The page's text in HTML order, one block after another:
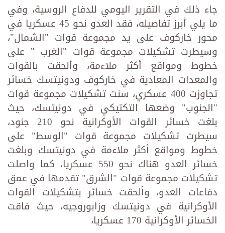
جاء ذلك في التقرير اليومي للدفاع الروسية، وفي
ما يلي أبرز تفاصيله، فقد العدو نحو 45 عسكريا في
محور خاركوف على يد مجموعة قوات "الشمال"،
وسيطرت تشكيلات مجموعة قوات "الغرب " على
خطوط ومواقع أكثر ملاءمة، وألحقت بالقوات
والمعدات المعادية في خاركوف ودونيتسك خسائر
تجاوزت 400 عسكري، سنت تشكيلات مجموعة قوات
"الجنوب" وضعها التكتيكي في دونيتسك، حيث
بلغت خسائر القوات الأوكرانية نحو 210 جنود،
سيطرت تشكيلات مجموعة قوات "الوسط" على
خطوط ومواقع أكثر ملاءمة في دونيتسك وبلغت
خسائر العدو هناك نحو 550 عسكريا، كما واصلت
تشكيلات مجموعة قوات "الشرق" تقدمها في عمق
دفاعات العدو، وألحقت خسائر بتشكيلات القوات
الأوكرانية في دونيتسك وزابوروجيه، حيث فاقت
الخسائر الأوكرانية 170 عسكريا،